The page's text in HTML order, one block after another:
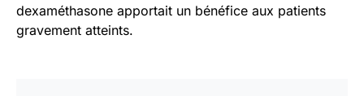
dexaméthasone apportait un bénéfice aux patients
gravement atteints.